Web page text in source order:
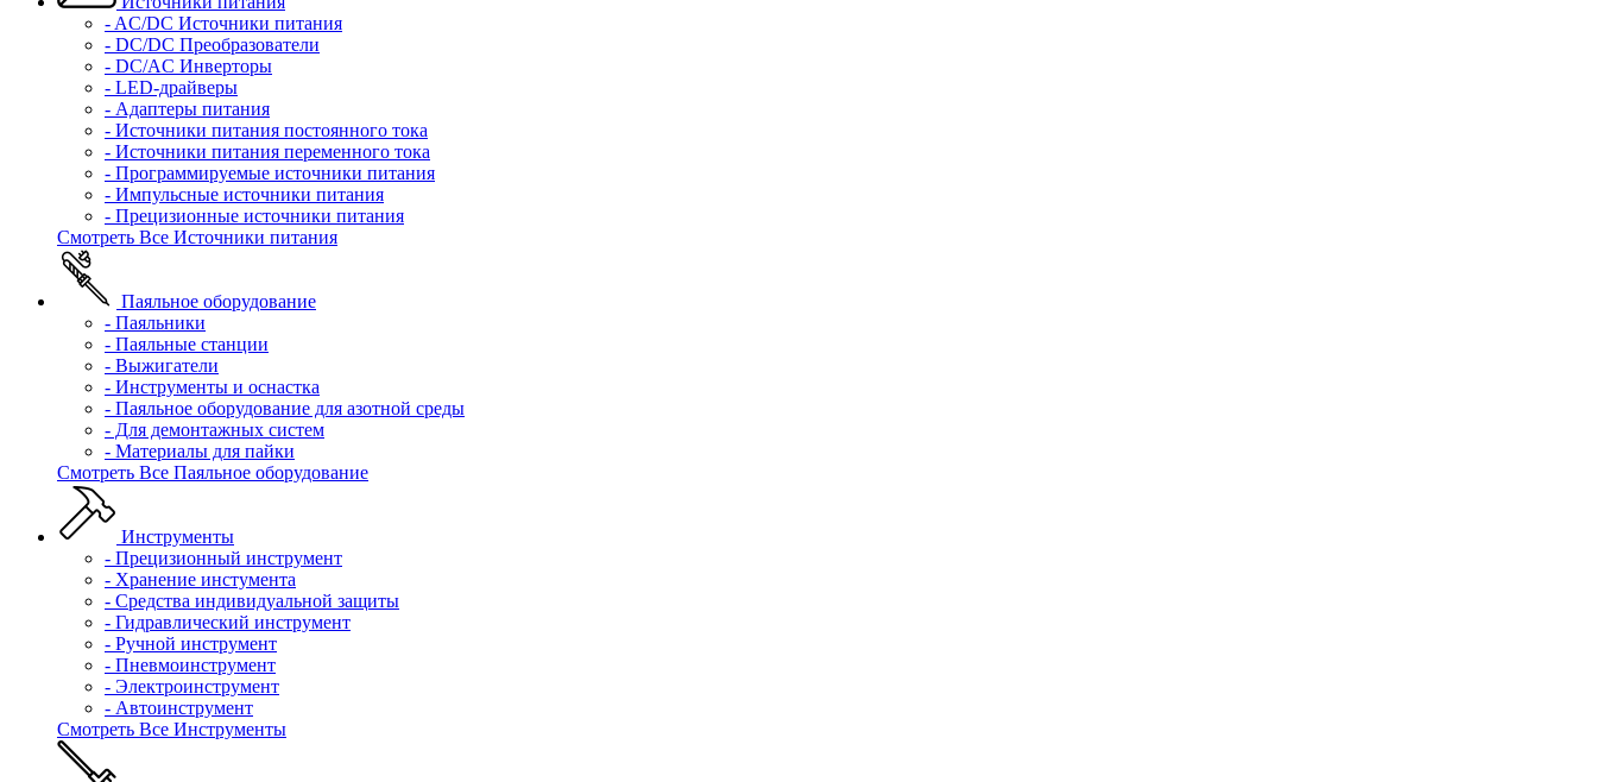
- AC/DC Источники питания
- DC/DC Преобразователи
- DC/AC Инверторы
- LED-драйверы
- Адаптеры питания
- Источники питания постоянного тока
- Источники питания переменного тока
- Программируемые источники питания
- Импульсные источники питания
- Прецизионные источники питания
Смотреть Все Источники питания
Паяльное оборудование
- Паяльники
- Паяльные станции
- Выжигатели
- Инструменты и оснастка
- Паяльное оборудование для азотной среды
- Для демонтажных систем
- Материалы для пайки
Смотреть Все Паяльное оборудование
Инструменты
- Прецизионный инструмент
- Хранение инстумента
- Средства индивидуальной защиты
- Гидравлический инструмент
- Ручной инструмент
- Пневмоинструмент
- Электроинструмент
- Автоинструмент
Смотреть Все Инструменты